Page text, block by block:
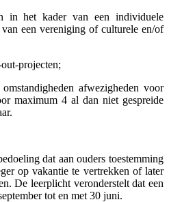
in het kader van een individuele
een vereniging of culturele en/of
projecten;
afwezigheden voor
maximum 4 al dan niet gespreide
dat aan ouders toestemming
op vakantie te vertrekken of later
De leerplicht veronderstelt dat een
tot en met 30 juni.